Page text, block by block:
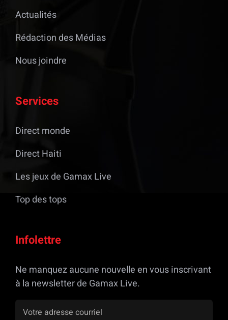
Actualités
Rédaction des Médias
Nous joindre
Services
Direct monde
Direct Haiti
Les jeux de Gamax Live
Top des tops
Infolettre
Ne manquez aucune nouvelle en vous inscrivant
à la newsletter de Gamax Live.